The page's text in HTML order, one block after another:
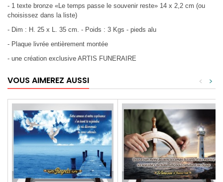
- 1 texte bronze «Le temps passe le souvenir reste» 14 x 2,2 cm (ou
choisissez dans la liste)
- Dim : H. 25 x L. 35 cm. - Poids : 3 Kgs - pieds alu
- Plaque livrée entièrement montée
- une création exclusive ARTIS FUNERAIRE
VOUS AIMEREZ AUSSI >
<